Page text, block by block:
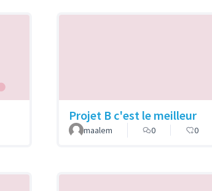
Projet B c'est le meilleur
maalem 0 0